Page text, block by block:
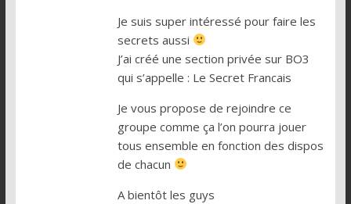
Je suis super intéressé pour faire les
secrets aussi
J’ai créé une section privée sur BO3
qui s’appelle : Le Secret Francais
Je vous propose de rejoindre ce
groupe comme ça l’on pourra jouer
tous ensemble en fonction des dispos
de chacun
A bientôt les guys